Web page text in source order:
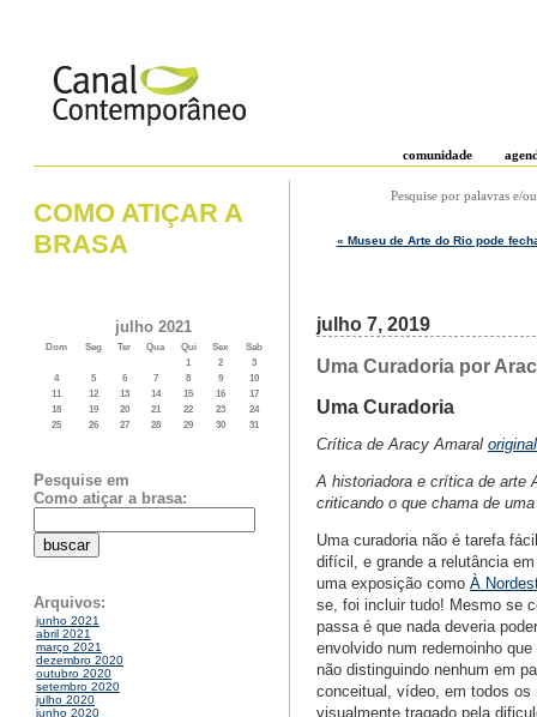
comunidade
COMO ATIÇAR A
BRASA
julho 2021
Dom Seg Ter Qua Qui Sex
Sab
1
2
3
4
5 6 7 8 9
10
11
12 13 14 15 16
17
18
19 20 21 22 23
24
25
26 27 28 29 30 31
Pesquise em
Como atiçar a brasa:
Arquivos:
junho 2021
abril 2021
março 2021
dezembro 2020
outubro 2020
setembro 2020
julho 2020
junho 2020
Pesquise por palavras e/
« Museu de Arte do Rio pode
julho 7, 2019
Uma Curadoria por
Uma Curadoria
Crítica de Aracy Amaral
A historiadora e crítica de arte
criticando o que chama de
Uma curadoria não é tarefa
difícil, e grande a relutância
uma exposição como À
se, foi incluir tudo! Mesmo se
passa é que nada deveria
envolvido num redemoinho
não distinguindo nenhum em
conceitual, vídeo, em todos
visualmente tragado pela